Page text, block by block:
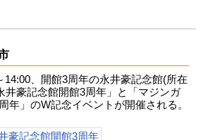
14:00、開館3周年の永井豪記念館(所在
井豪記念館開館3周年」と「マジンガ
年」のW記念イベントが開催される。